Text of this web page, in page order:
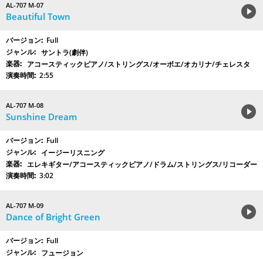
AL-707 M-07
Beautiful Town
Full
サントラ(劇伴)
アコースティックピアノ/ストリングス/オーボエ/オカリナ/チェレスタ
2:55
AL-707 M-08
Sunshine Dream
Full
イージーリスニング
エレキギター/アコースティックピアノ/ドラム/ストリングス/リコーダー
3:02
AL-707 M-09
Dance of Bright Green
Full
フュージョン